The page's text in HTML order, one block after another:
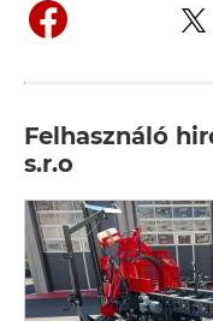
Felhasználó
s.r.o